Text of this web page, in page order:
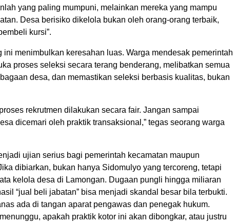
yang paling mumpuni, melainkan mereka yang mampu
Desa berisiko dikelola bukan oleh orang-orang terbaik,
kursi”.
ini menimbulkan keresahan luas. Warga mendesak pemerintah
proses seleksi secara terang benderang, melibatkan semua
desa, dan memastikan seleksi berbasis kualitas, bukan
rekrutmen dilakukan secara fair. Jangan sampai
dicemari oleh praktik transaksional,” tegas seorang warga
ujian serius bagi pemerintah kecamatan maupun
dibiarkan, bukan hanya Sidomulyo yang tercoreng, tetapi
kelola desa di Lamongan. Dugaan pungli hingga miliaran
“jual beli jabatan” bisa menjadi skandal besar bila terbukti.
ada di tangan aparat pengawas dan penegak hukum.
apakah praktik kotor ini akan dibongkar, atau justru